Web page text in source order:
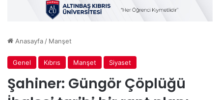
Anasayfa/ Manşet
Genel Kıbrıs Manşet Siyaset
Şahiner: Güngör Çöplüğü